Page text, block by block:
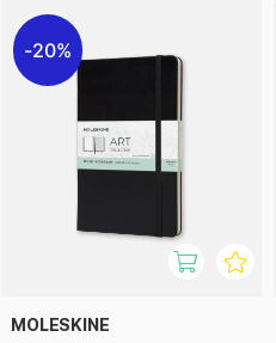
20%
MOLESKINE